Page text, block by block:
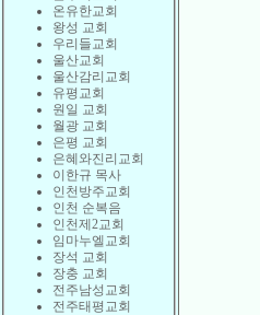
온유한교회
왕성 교회
우리들교회
울산교회
울산감리교회
유평교회
원일 교회
월광 교회
은평 교회
은혜와진리교회
이한규 목사
인천방주교회
인천 순복음
인천제2교회
임마누엘교회
장석 교회
장충 교회
전주남성교회
전주태평교회